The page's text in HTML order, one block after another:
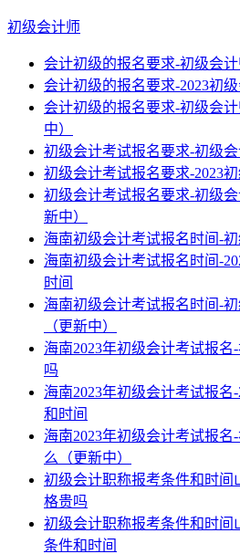
初级会计师
会计初级的报名要求-初级会
会计初级的报名要求-2023初
会计初级的报名要求-初级会
中）
初级会计考试报名要求-初级
初级会计考试报名要求-2023
初级会计考试报名要求-初级
新中）
海南初级会计考试报名时间-
海南初级会计考试报名时间-
时间
海南初级会计考试报名时间-
（更新中）
海南2023年初级会计考试报
吗
海南2023年初级会计考试报名
和时间
海南2023年初级会计考试报
么（更新中）
初级会计职称报考条件和时间
格贵吗
初级会计职称报考条件和时间
条件和时间